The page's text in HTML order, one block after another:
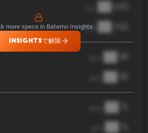
██ mΩ
DCIR ██ mΩ
██ W
██ W
██ %
██ %
more specs in Batemo Insights
INSIGHTSで解除